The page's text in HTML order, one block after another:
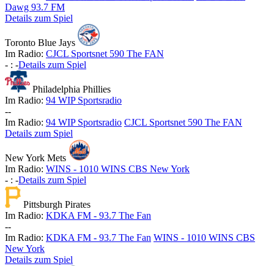
Dawg 93.7 FM
Details zum Spiel
Toronto Blue Jays
Im Radio: CJCL Sportsnet 590 The FAN
- : -Details zum Spiel
Philadelphia Phillies
Im Radio: 94 WIP Sportsradio
--
Im Radio: 94 WIP Sportsradio CJCL Sportsnet 590 The FAN
Details zum Spiel
New York Mets
Im Radio: WINS - 1010 WINS CBS New York
- : -Details zum Spiel
Pittsburgh Pirates
Im Radio: KDKA FM - 93.7 The Fan
--
Im Radio: KDKA FM - 93.7 The Fan WINS - 1010 WINS CBS
New York
Details zum Spiel